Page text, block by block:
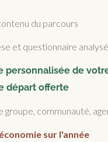
du parcours
et questionnaire analysé
personnalisée de
départ offerte
groupe, communauté,
sur l'année